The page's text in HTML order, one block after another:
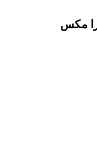
مکس